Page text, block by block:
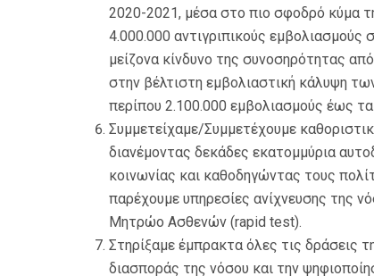
2020-2021, μέσα στο πιο σφοδρό κύμα
4.000.000 αντιγριπικούς
μείζονα κίνδυνο της συνοσηρότητας
στην βέλτιστη εμβολιαστική κάλυψη
περίπου 2.100.000 εμβολιασμούς έως
Συμμετείχαμε/Συμμετέχουμε
διανέμοντας δεκάδες εκατομμύρια
κοινωνίας και καθοδηγώντας τους
παρέχουμε υπηρεσίες ανίχνευσης της
Μητρώο Ασθενών (rapid test).
Στηρίξαμε έμπρακτα όλες τις δράσεις
διασποράς της νόσου και την